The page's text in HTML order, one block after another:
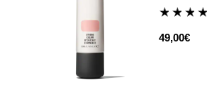
49,00€